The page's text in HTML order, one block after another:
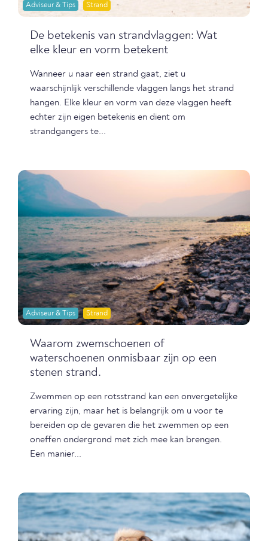
Adviseur & Tips Strand
De betekenis van strandvlaggen: Wat
elke kleur en vorm betekent
Wanneer u naar een strand gaat, ziet u
waarschijnlijk verschillende vlaggen langs het strand
hangen. Elke kleur en vorm van deze vlaggen heeft
echter zijn eigen betekenis en dient om
strandgangers te...
Adviseur & Tips Strand
Waarom zwemschoenen of
waterschoenen onmisbaar zijn op een
stenen strand.
Zwemmen op een rotsstrand kan een onvergetelijke
ervaring zijn, maar het is belangrijk om u voor te
bereiden op de gevaren die het zwemmen op een
oneffen ondergrond met zich mee kan brengen.
Een manier...